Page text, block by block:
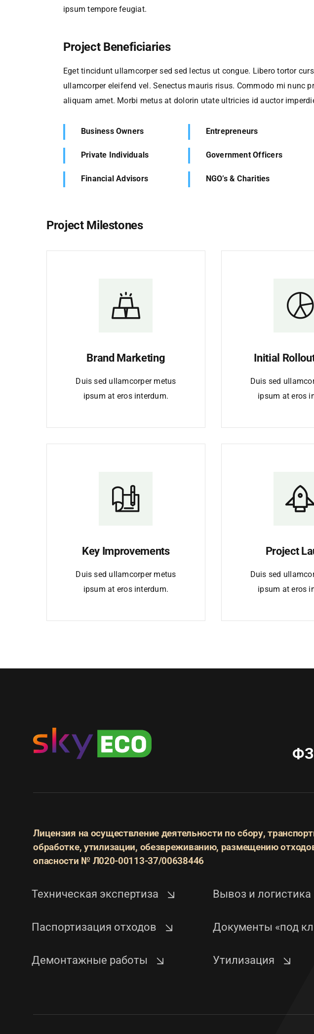
ipsum tempore feugiat.
Project Beneficiaries
Eget tincidunt ullamcorper sed sed lectus ut congue. Libero tortor
ullamcorper eleifend vel. Senectus mauris risus. Commodo mi nunc
aliquam amet. Morbi metus at dolorin utate ultricies id auctor
Business Owners Entrepreneurs
Private Individuals Government Officers
Financial Advisors NGO’s & Charities
Project Milestones
Brand Marketing
Duis sed ullamcorper metus
ipsum at eros interdum.
Initial
Duis sed
ipsum at eros
Key Improvements
Duis sed ullamcorper metus
ipsum at eros interdum.
Project
Duis sed
ipsum at eros
Лицензия на осуществление деятельности по сбору,
обработке, утилизации, обезвреживанию, размещению
опасности № Л020-00113-37/00638446
Техническая экспертиза
Паспортизация отходов
Демонтажные работы
Вывоз и логистика
Документы «под
Утилизация